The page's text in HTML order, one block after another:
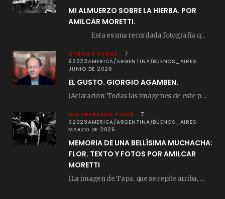
MI ALMUERZO SOBRE LA HIERBA. POR
AMILCAR MORETTI.
Esta es una recordada fotografía que registré…
OTROS Y OTRAS
7
92023AMERICA/ARGENTINA/BUENOS_AIRES
JUNIO DE 2026
EL GUSTO. GIORGIO AGAMBEN.
(Aclaración: Todas las imágenes de este posteo fueron tomadas de Bloghemia.com, y todos los…
MIS TRABAJOS Y DÍAS
7
92023AMERICA/ARGENTINA/BUENOS_AIRES
MARZO DE 2026
MEMORIA DE UNA BELLÍSIMA MUCHACHA:
FLOR. TEXTO Y FOTOS POR AMILCAR
MORETTI
(La imagen de Tapa, que se repite arriba, fue compuesta por Amilcar Moretti el viernes…